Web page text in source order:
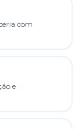
com
e